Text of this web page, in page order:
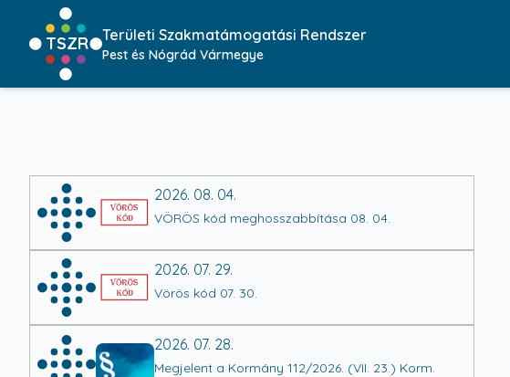
TSZR Területi Szakmatámogatási Rendszer
Pest és Nógrád Vármegye
2026. 08. 04.
VÖRÖS kód meghosszabbítása 08. 04.
2026. 07. 29.
Vörös kód 07. 30.
2026. 07. 28.
Megjelent a Kormány 112/2026. (VII. 23.) Korm.